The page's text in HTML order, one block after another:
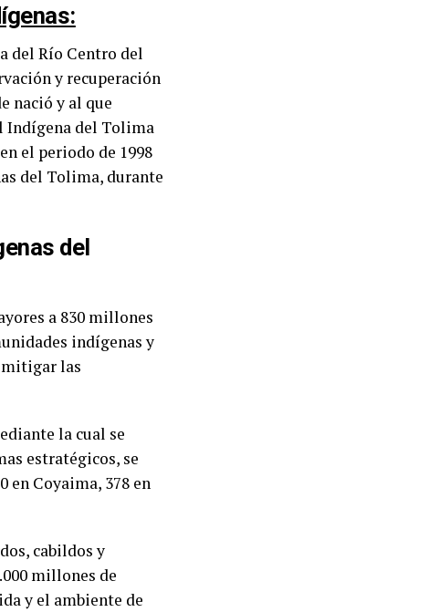
del Río Centro del
y recuperación
nació y al que
Indígena del Tolima
el periodo de 1998
del Tolima, durante
del
a 830 millones
indígenas y
mitigar las
la cual se
estratégicos, se
en Coyaima, 378 en
cabildos y
millones de
y el ambiente de